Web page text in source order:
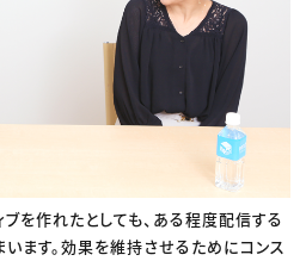
を作れたとしても、ある程度配信する
ます。効果を維持させるためにコンス